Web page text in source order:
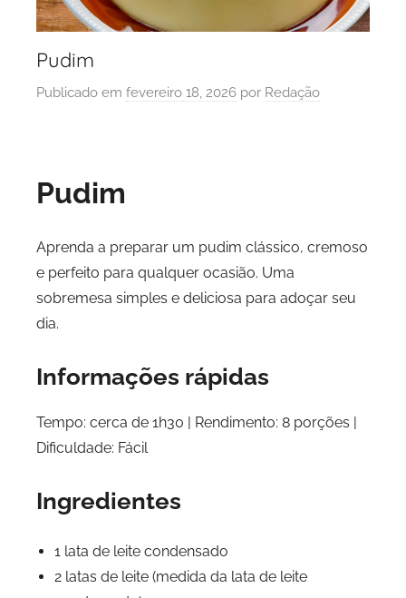
Pudim
Publicado em fevereiro 18, 2026 por Redação
Pudim
Aprenda a preparar um pudim clássico, cremoso
e perfeito para qualquer ocasião. Uma
sobremesa simples e deliciosa para adoçar seu
dia.
Informações rápidas
Tempo: cerca de 1h30 | Rendimento: 8 porções |
Dificuldade: Fácil
Ingredientes
1 lata de leite condensado
2 latas de leite (medida da lata de leite